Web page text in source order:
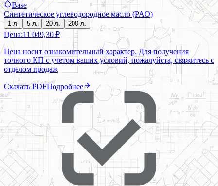
Base
Синтетическое углеводородное масло (PAO)
1 л. 5 л. 20 л. 200 л.
Цена:11 049,30 ₽
Цена носит ознакомительный характер. Для получения
точного КП с учетом ваших условий, пожалуйста, свяжитесь с
отделом продаж
Скачать PDFПодробнее